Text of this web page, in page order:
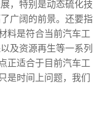
，特别是动态硫化技
广阔的前景。还要指
料是符合当前汽车工
及资源再生等一系列
正适合于目前汽车工
是时间上问题，我们